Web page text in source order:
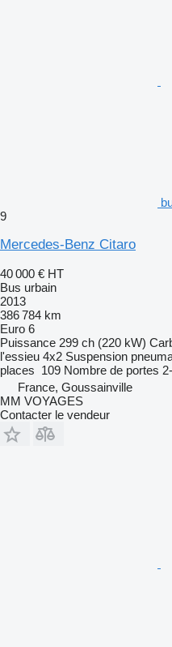
9
Mercedes-Benz Citaro
40 000 € HT
Bus urbain
2013
386 784 km
Euro 6
Puissance 299 ch (220 kW)
l'essieu 4x2 Suspension
places 109 Nombre de portes
France, Goussainville
MM VOYAGES
Contacter le vendeur